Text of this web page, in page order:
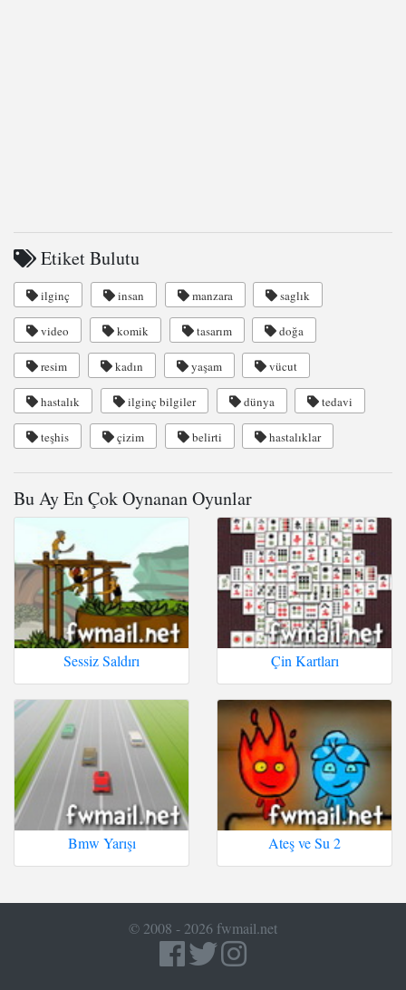
Etiket Bulutu
ilginç insan manzara saglık
video komik tasarım doğa
resim kadın yaşam vücut
hastalık ilginç bilgiler dünya tedavi
teşhis çizim belirti hastalıklar
Bu Ay En Çok Oynanan Oyunlar
Sessiz Saldırı Çin Kartları
Bmw Yarışı Ateş ve Su 2
© 2008 - 2026 fwmail.net